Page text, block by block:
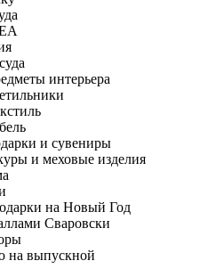
интерьера
и сувениры
и меховые изделия
на Новый Год
Сваровски
на выпускной